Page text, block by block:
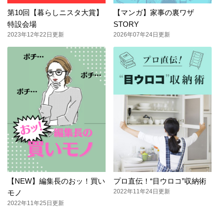
第10回【暮らしニスタ大賞】
特設会場
2023年12年22日更新
【マンガ】家事の裏ワザ
STORY
2026年07年24日更新
【NEW】編集長のおッ！買い
モノ
2022年11年25日更新
プロ直伝！“目ウロコ”収納術
2022年11年24日更新